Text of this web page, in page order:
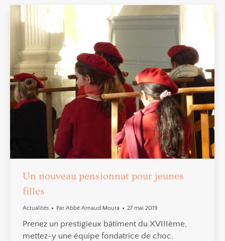
Un nouveau pensionnat pour jeunes
filles
Actualités Par Abbé Arnaud Moura 27 mai 2019
Prenez un prestigieux bâtiment du XVIIIème,
mettez-y une équipe fondatrice de choc,